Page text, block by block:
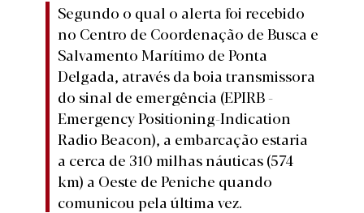
Segundo o qual o alerta foi recebido
no Centro de Coordenação de Busca e
Salvamento Marítimo de Ponta
Delgada, através da boia transmissora
do sinal de emergência (EPIRB -
Emergency Positioning-Indication
Radio Beacon), a embarcação estaria
a cerca de 310 milhas náuticas (574
km) a Oeste de Peniche quando
comunicou pela última vez.